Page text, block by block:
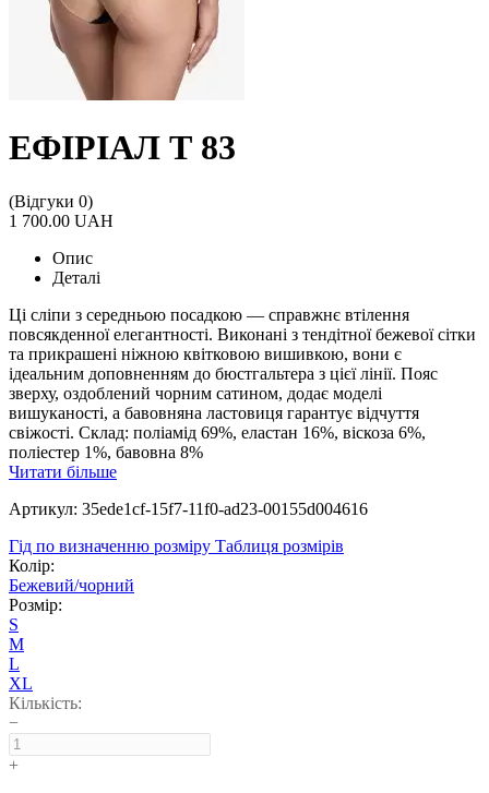
ЕФІРІАЛ Т 83
(Відгуки 0)
1 700.00 UAH
Опис
Деталі
Ці сліпи з середньою посадкою — справжнє втілення
повсякденної елегантності. Виконані з тендітної бежевої сітки
та прикрашені ніжною квітковою вишивкою, вони є
ідеальним доповненням до бюстгальтера з цієї лінії. Пояс
зверху, оздоблений чорним сатином, додає моделі
вишуканості, а бавовняна ластовиця гарантує відчуття
свіжості. Склад: поліамід 69%, еластан 16%, віскоза 6%,
поліестер 1%, бавовна 8%
Читати більше
Артикул: 35ede1cf-15f7-11f0-ad23-00155d004616
Гід по визначенню розміру Таблиця розмірів
Колір:
Бежевий/чорний
Розмір:
S
M
L
XL
Кількість:
−
+